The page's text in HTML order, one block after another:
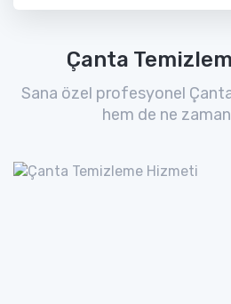
Çanta
Sana özel profesyonel
hem de ne